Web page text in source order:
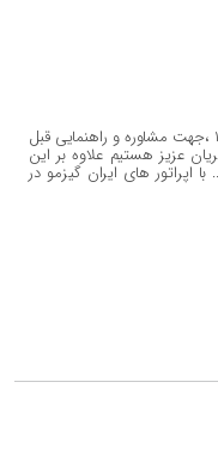
مجموعه ایران گیزمو همه روزه از ساعت ۹ الی ۱۷ ،جهت مشاوره و راهنمایی قبل
عزیز هستیم علاوه بر این
اپراتور های ایران گیزمو در